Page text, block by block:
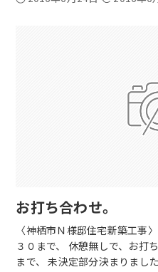
お打ち合わせ。
〈神栖市Ｎ様邸住宅新築工事
３０まで、 休憩無しで、お打
まで、 未決定部分決まりまし